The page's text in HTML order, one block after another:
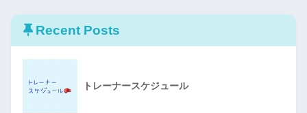
Recent Posts
トレーナースケジュール